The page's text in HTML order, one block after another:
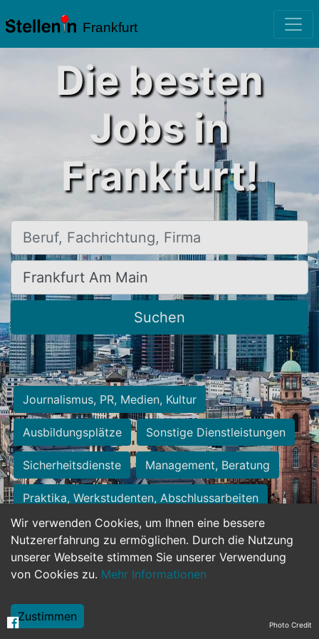
Frankfurt
Wir verwenden Cookies, um Ihnen eine bessere
Nutzererfahrung zu ermöglichen. Durch die Nutzung
unserer Webseite stimmen Sie unserer Verwendung
von Cookies zu. Mehr Informationen
Zustimmen
Die besten
Jobs in
Frankfurt!
Beruf, Fachrichtung, Firma
Ort, Stadt
Suchen
Journalismus, PR, Medien, Kultur
Ausbildungsplätze Sonstige Dienstleistungen
Sicherheitsdienste Management, Beratung
Praktika, Werkstudenten, Abschlussarbeiten
Personalwesen Assistenz, Sekretariat
Hilfskräfte, Aushilfs- und Nebenjobs
Weiterbildung, Studium, duale Ausbildung Photo Credit